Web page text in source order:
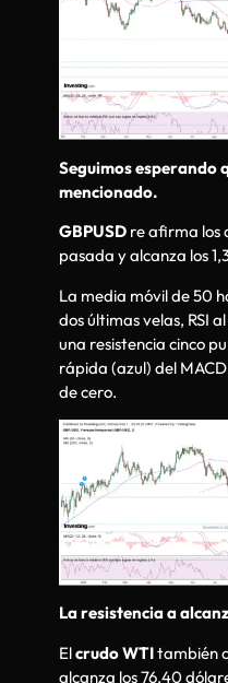
Seguimos esperando
mencionado.
GBPUSD re afirma los
pasada y alcanza los
La media móvil de 50
dos últimas velas, RSI
una resistencia cinco
rápida (azul) del
de cero.
La resistencia a
Elcrudo WTItambién
alcanza los 76.40